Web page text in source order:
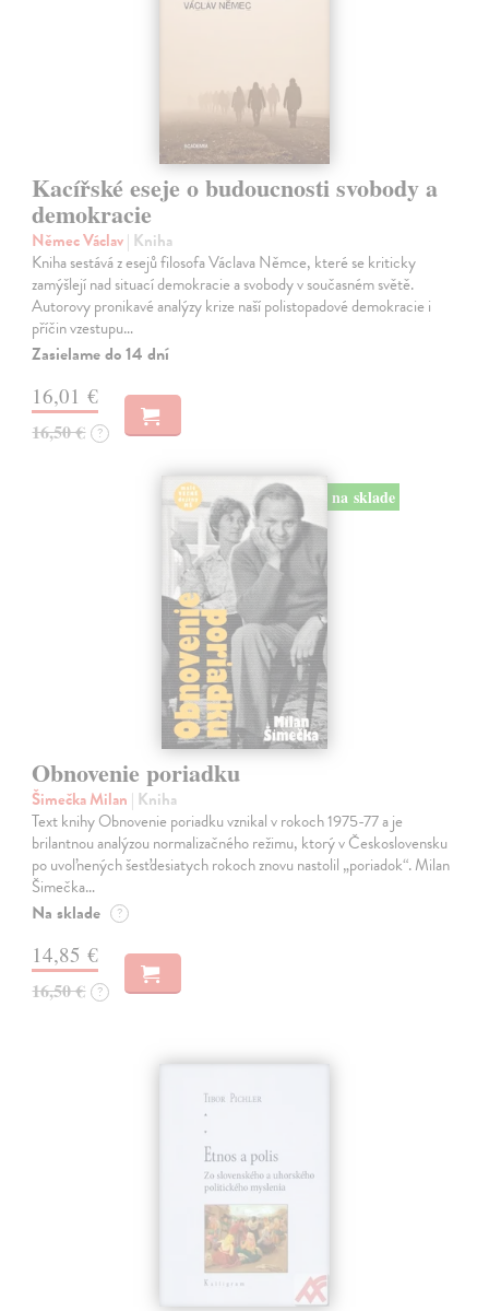
Kacířské eseje o budoucnosti svobody a
demokracie
Němec Václav| Kniha
Kniha sestává z esejů filosofa Václava Němce, které se kriticky
zamýšlejí nad situací demokracie a svobody v současném světě.
Autorovy pronikavé analýzy krize naší polistopadové demokracie i
příčin vzestupu…
Zasielame do 14 dní
16,01 €
16,50 € ?
na sklade
Obnovenie poriadku
Šimečka Milan | Kniha
Text knihy Obnovenie poriadku vznikal v rokoch 1975-77 a je
brilantnou analýzou normalizačného režimu, ktorý v Československu
po uvoľnených šesťdesiatych rokoch znovu nastolil „poriadok“. Milan
Šimečka…
Na sklade ?
14,85 €
16,50 € ?